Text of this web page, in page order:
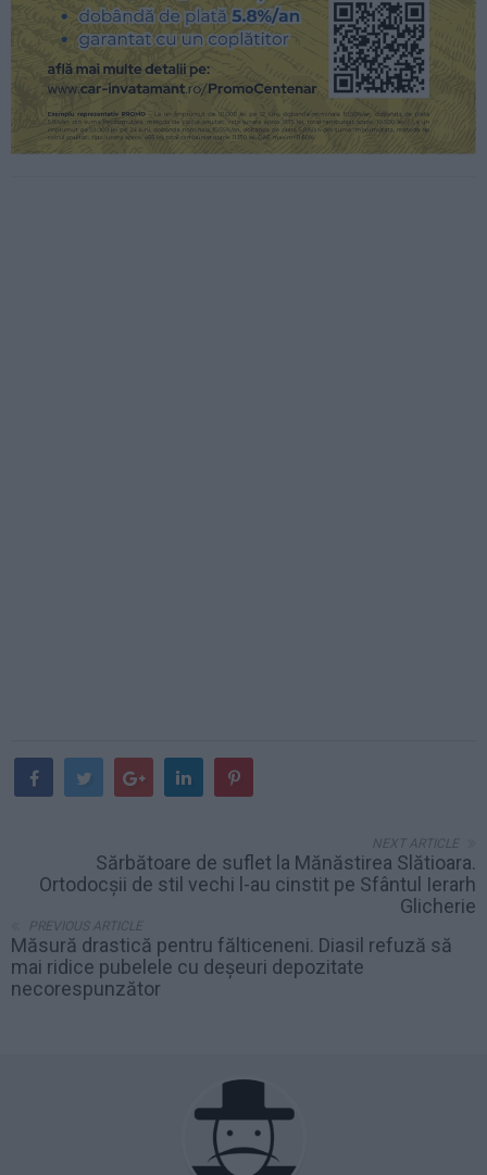
NEXT ARTICLE
Sărbătoare de suflet la Mănăstirea Slătioara.
Ortodocșii de stil vechi l-au cinstit pe Sfântul Ierarh
Glicherie
PREVIOUS ARTICLE
Măsură drastică pentru fălticeneni. Diasil refuză să
mai ridice pubelele cu deșeuri depozitate
necorespunzător